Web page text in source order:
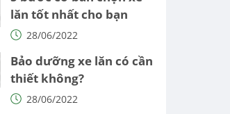
lăn tốt nhất cho bạn
28/06/2022
Bảo dưỡng xe lăn có cần
thiết không?
28/06/2022